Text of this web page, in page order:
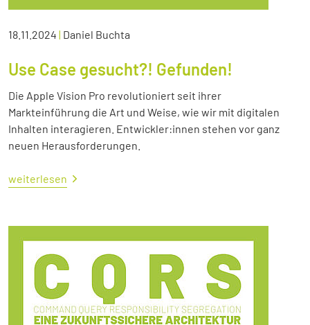
18.11.2024 | Daniel Buchta
Use Case gesucht?! Gefunden!
Die Apple Vision Pro revolutioniert seit ihrer
Markteinführung die Art und Weise, wie wir mit digitalen
Inhalten interagieren. Entwickler:innen stehen vor ganz
neuen Herausforderungen.
weiterlesen